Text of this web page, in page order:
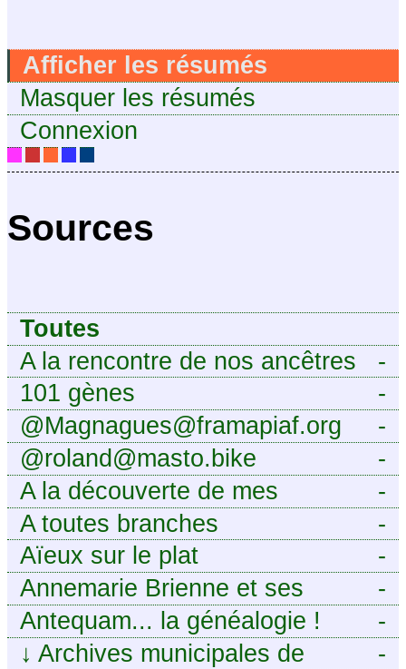
Afficher les résumés
Masquer les résumés
Connexion
Sources
Toutes
-
A la rencontre de nos ancêtres
-
101 gènes
-
@Magnagues@framapiaf.org
-
@roland@masto.bike
-
A la découverte de mes
ancêtres
-
A toutes branches
-
Aïeux sur le plat
-
Annemarie Brienne et ses
challenges de A à Z
-
Antequam... la généalogie !
-
↓ Archives municipales de